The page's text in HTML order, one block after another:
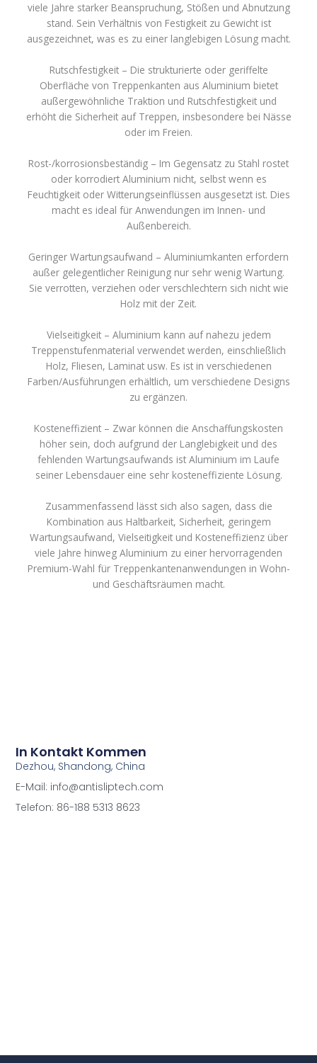
viele Jahre starker Beanspruchung, Stößen und Abnutzung
stand. Sein Verhältnis von Festigkeit zu Gewicht ist
ausgezeichnet, was es zu einer langlebigen Lösung macht.
Rutschfestigkeit – Die strukturierte oder geriffelte
Oberfläche von Treppenkanten aus Aluminium bietet
außergewöhnliche Traktion und Rutschfestigkeit und
erhöht die Sicherheit auf Treppen, insbesondere bei Nässe
oder im Freien.
Rost-/korrosionsbeständig – Im Gegensatz zu Stahl rostet
oder korrodiert Aluminium nicht, selbst wenn es
Feuchtigkeit oder Witterungseinflüssen ausgesetzt ist. Dies
macht es ideal für Anwendungen im Innen- und
Außenbereich.
Geringer Wartungsaufwand – Aluminiumkanten erfordern
außer gelegentlicher Reinigung nur sehr wenig Wartung.
Sie verrotten, verziehen oder verschlechtern sich nicht wie
Holz mit der Zeit.
Vielseitigkeit – Aluminium kann auf nahezu jedem
Treppenstufenmaterial verwendet werden, einschließlich
Holz, Fliesen, Laminat usw. Es ist in verschiedenen
Farben/Ausführungen erhältlich, um verschiedene Designs
zu ergänzen.
Kosteneffizient – Zwar können die Anschaffungskosten
höher sein, doch aufgrund der Langlebigkeit und des
fehlenden Wartungsaufwands ist Aluminium im Laufe
seiner Lebensdauer eine sehr kosteneffiziente Lösung.
Zusammenfassend lässt sich also sagen, dass die
Kombination aus Haltbarkeit, Sicherheit, geringem
Wartungsaufwand, Vielseitigkeit und Kosteneffizienz über
viele Jahre hinweg Aluminium zu einer hervorragenden
Premium-Wahl für Treppenkantenanwendungen in Wohn-
und Geschäftsräumen macht.
In Kontakt Kommen
Dezhou, Shandong, China
E-Mail: info@antisliptech.com
Telefon: 86-188 5313 8623